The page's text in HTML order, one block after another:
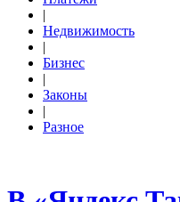
|
Недвижимость
|
Бизнес
|
Законы
|
Разное